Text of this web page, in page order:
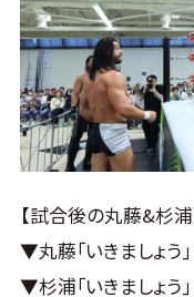
【試合後の丸藤&杉浦
▼丸藤｢いきましょう｣
▼杉浦｢いきましょう｣